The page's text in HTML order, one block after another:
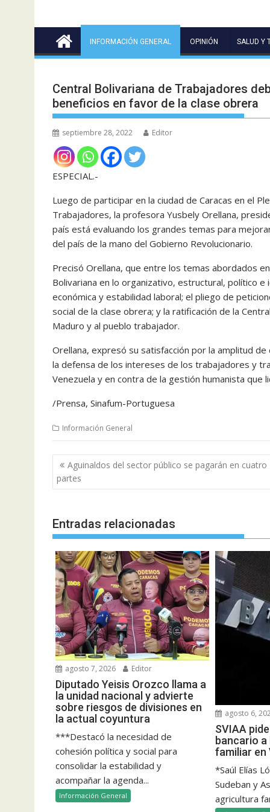
INFORMACIÓN GENERAL OPINIÓN SALUD Y
Central Bolivariana de Trabajadores
beneficios en favor de la clase obrera
septiembre 28, 2022 Editor
ESPECIAL.-
Luego de participar en la ciudad de Caracas en el
Trabajadores, la profesora Yusbely Orellana,
país está evaluando los grandes temas para
del país de la mano del Gobierno Revolucionario.
Precisó Orellana, que entre los temas abordados
Bolivariana en lo organizativo, estructural, político
económica y estabilidad laboral; el pliego de
social de la clase obrera; y la ratificación de la
Maduro y al pueblo trabajador.
Orellana, expresó su satisfacción por la amplitud
la defensa de los intereses de los trabajadores y
Venezuela y en contra de la gestión humanista
/Prensa, Sinafum-Portuguesa
Información General
Navegación
de
entradas
Aguinaldos del sector público se pagarán en cuatro
partes
Entradas relacionadas
agosto 7, 2026 Editor
Diputado Yeisis Orozco llama a
la unidad nacional y advierte
sobre riesgos de divisiones en
la actual coyuntura
***Destacó la necesidad de
cohesión política y social para
consolidar la estabilidad y
acompañar la agenda...
Información General
agosto 6,
SVIAA
bancario
familiar en
*Saúl Elías
Sudeban y
agricultura